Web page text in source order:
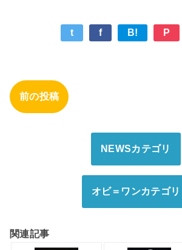
t f B! P
前の投稿
NEWSカテゴリ
オビ＝ワンカテゴリ
関連記事